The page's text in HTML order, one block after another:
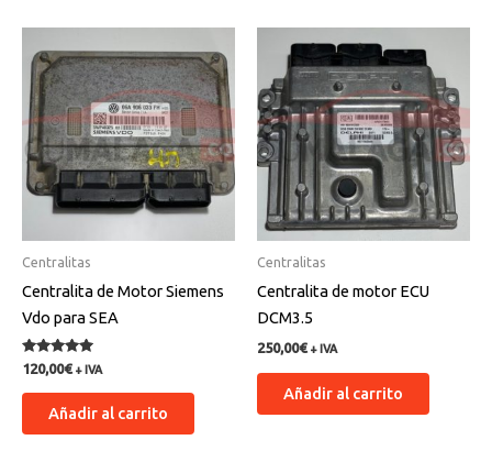
Centralitas
Centralita de Motor Siemens
Vdo para SEA
Valorado
con
5.00
120,00€ + IVA
Añadir al carrito
Centralitas
Centralita de motor ECU
DCM3.5
250,00€ + IVA
Añadir al carrito